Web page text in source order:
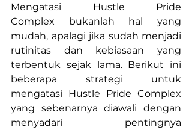
Mengatasi
Hustle Pride
Complex bukanlah hal yang
mudah, apalagi jika sudah menjadi
rutinitas dan kebiasaan yang
terbentuk sejak lama. Berikut ini
beberapa strategi untuk
mengatasi Hustle Pride Complex
yang sebenarnya diawali dengan
menyadari pentingnya